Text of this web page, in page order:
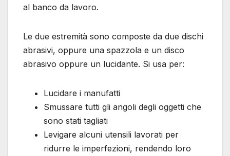
al banco da lavoro.
Le due estremità sono composte da due dischi
abrasivi, oppure una spazzola e un disco
abrasivo oppure un lucidante. Si usa per:
Lucidare i manufatti
Smussare tutti gli angoli degli oggetti che
sono stati tagliati
Levigare alcuni utensili lavorati per
ridurre le imperfezioni, rendendo loro